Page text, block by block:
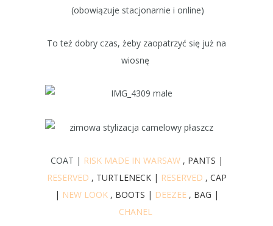
(obowiązuje stacjonarnie i online)
To też dobry czas, żeby zaopatrzyć się już na
wiosnę
COAT | RISK MADE IN WARSAW , PANTS |
RESERVED , TURTLENECK | RESERVED , CAP
| NEW LOOK, BOOTS | DEEZEE, BAG |
CHANEL